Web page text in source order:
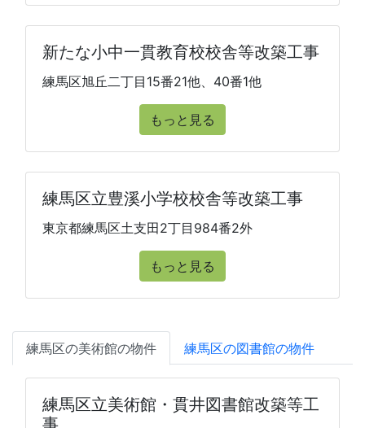
新たな小中一貫教育校校舎等改築工事
練馬区旭丘二丁目15番21他、40番1他
もっと見る
練馬区立豊溪小学校校舎等改築工事
東京都練馬区土支田2丁目984番2外
もっと見る
練馬区の美術館の物件 練馬区の図書館の物件
練馬区立美術館・貫井図書館改築等工